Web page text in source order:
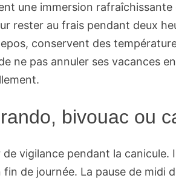
une immersion rafraîchissante
rester au frais pendant deux
conservent des
ne pas annuler ses vacances
bivouac ou
vigilance pendant la canicule.
de journée. La pause de midi